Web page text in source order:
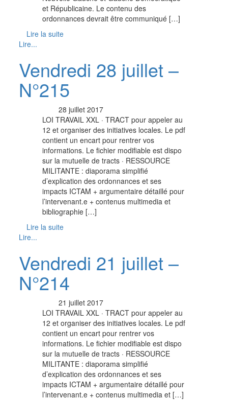
et Républicaine. Le contenu des
ordonnances devrait être communiqué […]
Lire la suite
Lire...
Vendredi 28 juillet –
N°215
28 juillet 2017
LOI TRAVAIL XXL · TRACT pour appeler au
12 et organiser des initiatives locales. Le pdf
contient un encart pour rentrer vos
informations. Le fichier modifiable est dispo
sur la mutuelle de tracts · RESSOURCE
MILITANTE : diaporama simplifié
d’explication des ordonnances et ses
impacts ICTAM + argumentaire détaillé pour
l’intervenant.e + contenus multimedia et
bibliographie […]
Lire la suite
Lire...
Vendredi 21 juillet –
N°214
21 juillet 2017
LOI TRAVAIL XXL · TRACT pour appeler au
12 et organiser des initiatives locales. Le pdf
contient un encart pour rentrer vos
informations. Le fichier modifiable est dispo
sur la mutuelle de tracts · RESSOURCE
MILITANTE : diaporama simplifié
d’explication des ordonnances et ses
impacts ICTAM + argumentaire détaillé pour
l’intervenant.e + contenus multimedia et […]